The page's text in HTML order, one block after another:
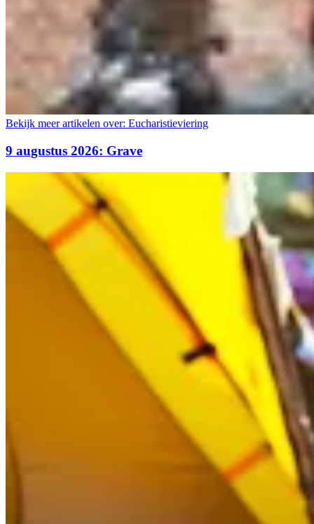
Bekijk meer artikelen over: Eucharistieviering
9 augustus 2026: Grave